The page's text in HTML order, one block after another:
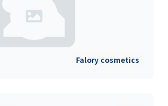
Falory cosmetics